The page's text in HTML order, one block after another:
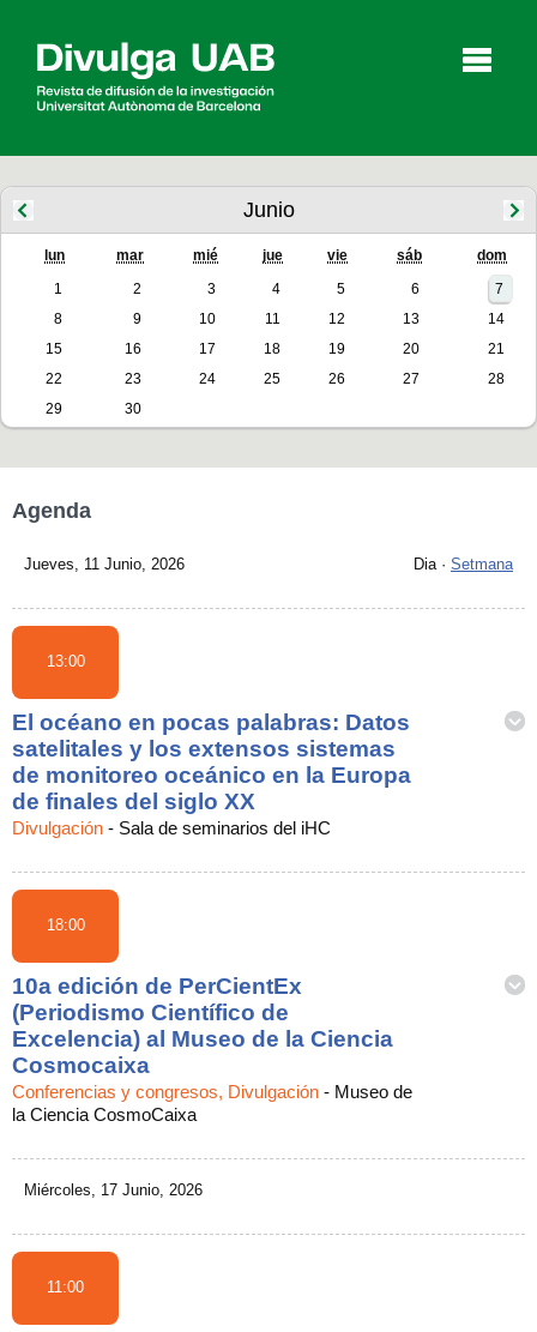
Artículos Entrevistas Vídeos
Junio
lun mar mié jue vie sáb dom
1 2 3 4 5 6
7
8
9 10 11 12 13
14
15
16 17 18 19 20
21
22
23 24 25 26 27
28
29
30
Agenda
Jueves, 11 Junio, 2026 Dia · Setmana
13:00
El océano en pocas palabras: Datos
satelitales y los extensos sistemas
de monitoreo oceánico en la Europa
de finales del siglo XX
Divulgación - Sala de seminarios del iHC
18:00
10a edición de PerCientEx
(Periodismo Científico de
Excelencia) al Museo de la Ciencia
Cosmocaixa
Conferencias y congresos, Divulgación - Museo de
la Ciencia CosmoCaixa
Miércoles, 17 Junio, 2026
11:00